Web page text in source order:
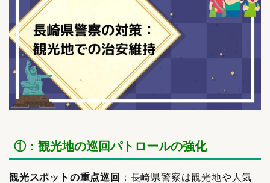
①：観光地の巡回パトロールの強化
観光スポットの重点巡回
：長崎県警察は観光地や人気